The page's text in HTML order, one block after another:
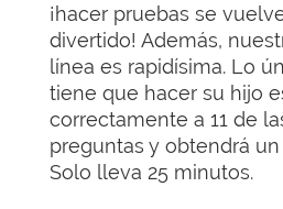
¡hacer pruebas se
divertido! Además,
línea es rapidísima. Lo
tiene que hacer su hijo
correctamente a 11 de
preguntas y obtendrá
Solo lleva 25 minutos.